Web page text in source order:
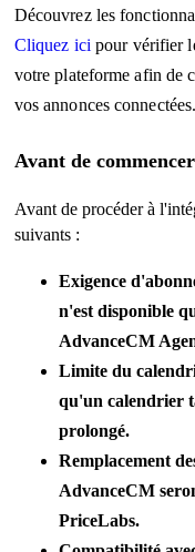
Découvrez les
Cliquez ici pour vérifier
votre plateforme afin de
vos annonces connectées.
Avant de commencer
Avant de procéder à
suivants :
Exigence
n'est disponible
AdvanceCM
Limite du
qu'un calendrier
prolongé.
Remplacement
AdvanceCM
PriceLabs.